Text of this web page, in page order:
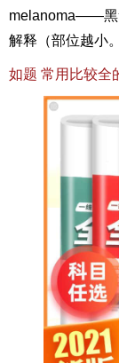
melanoma——黑
解释（部位越小。
如题 常用比较全